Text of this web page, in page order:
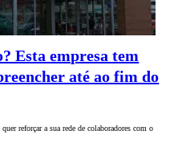
Esta empresa tem
até ao fim do
reforçar a sua rede de colaboradores com o